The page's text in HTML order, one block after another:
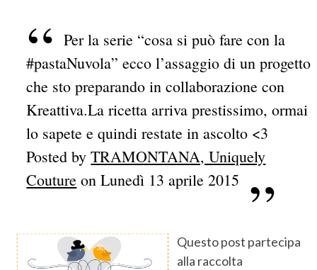
Per la serie “cosa si può fare con la
#pastaNuvola” ecco l’assaggio di un progetto
che sto preparando in collaborazione con
Kreattiva.La ricetta arriva prestissimo, ormai
lo sapete e quindi restate in ascolto <3
Posted byTRAMONTANA, Uniquely
Couture on Lunedì 13 aprile 2015
Questo post partecipa
alla raccolta